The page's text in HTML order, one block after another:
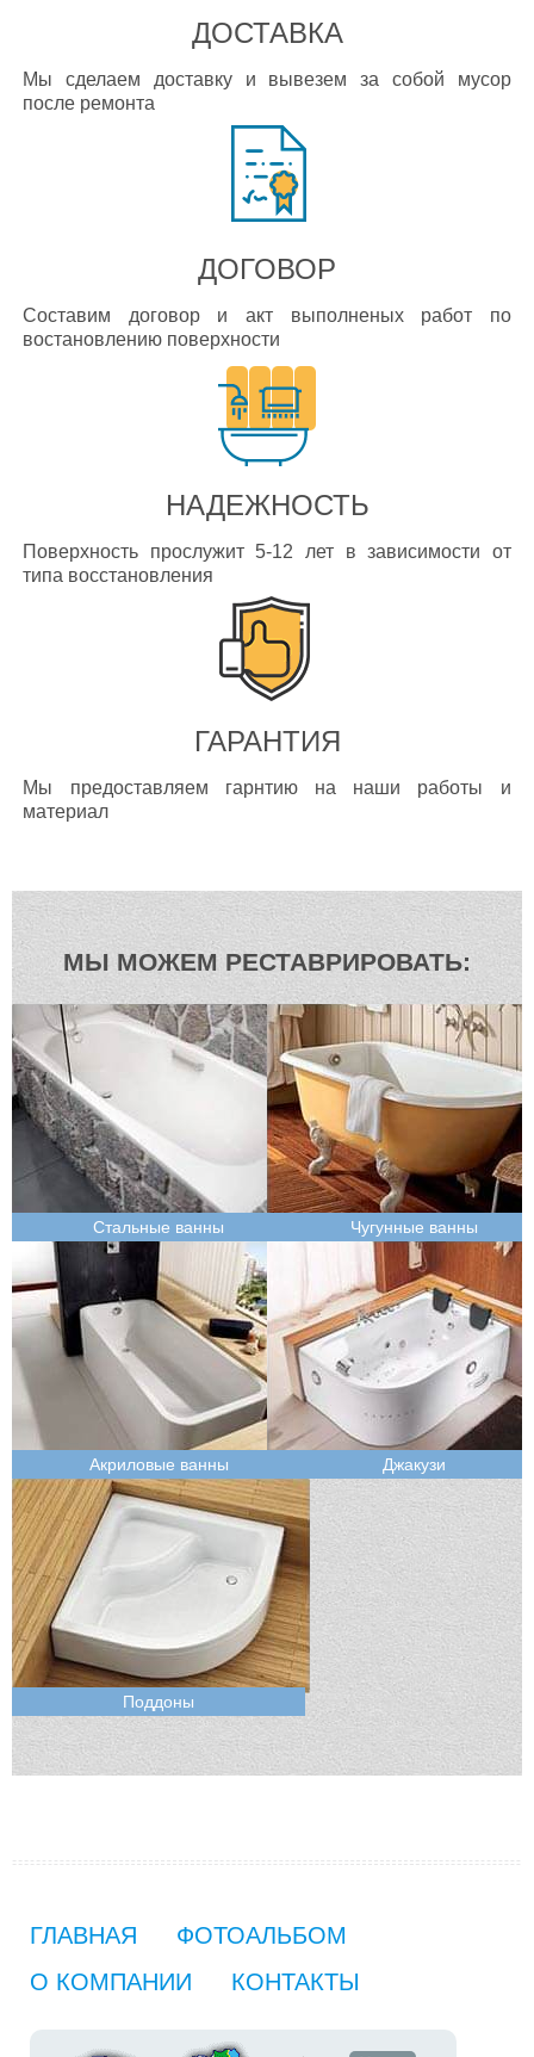
ДОСТАВКА
Мы сделаем доставку и вывезем за собой мусор
после ремонта
ДОГОВОР
Составим договор и акт выполненых работ по
востановлению поверхности
НАДЕЖНОСТЬ
Поверхность прослужит 5-12 лет в зависимости от
типа восстановления
ГАРАНТИЯ
Мы предоставляем гарнтию на наши работы и
материал
МЫ МОЖЕМ РЕСТАВРИРОВАТЬ:
Стальные ванны Чугунные ванны
Акриловые ванны Джакузи
Поддоны
ГЛАВНАЯ
ФОТОАЛЬБОМ
О КОМПАНИИ
КОНТАКТЫ